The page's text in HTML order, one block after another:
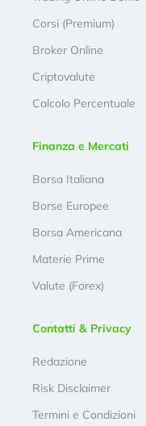
Corsi (Premium)
Broker Online
Criptovalute
Calcolo Percentuale
Finanza e Mercati
Borsa Italiana
Borse Europee
Borsa Americana
Materie Prime
Valute (Forex)
Contatti & Privacy
Redazione
Risk Disclaimer
Termini e Condizioni